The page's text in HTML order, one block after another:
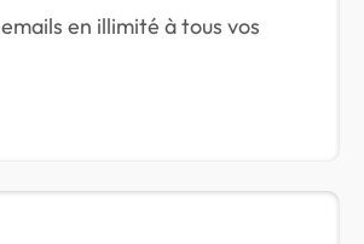
en illimité à tous vos